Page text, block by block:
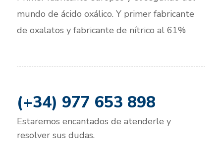
mundo de ácido oxálico. Y primer fabricante
de oxalatos y fabricante de nítrico al 61%
(+34) 977 653 898
Estaremos encantados de atenderle y
resolver sus dudas.